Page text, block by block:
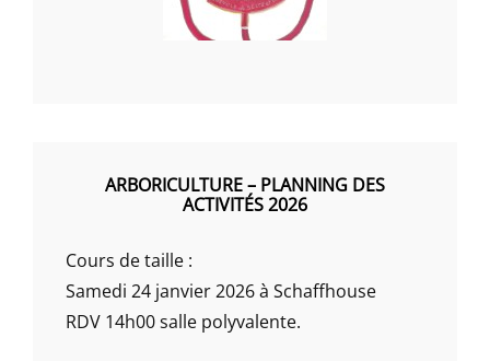
ARBORICULTURE – PLANNING DES
ACTIVITÉS 2026
Cours de taille :
Samedi 24 janvier 2026 à Schaffhouse
RDV 14h00 salle polyvalente.